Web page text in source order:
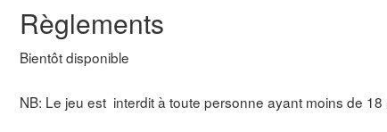
Règlements
Bientôt disponible
NB: Le jeu est interdit à toute personne ayant moins de 18